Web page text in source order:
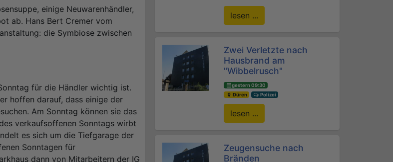
einige Neuwarenhändler,
ab. Hans Bert Cremer vom
die Symbiose zwischen
für die Händler wichtig ist.
hoffen darauf, dass einige der
Am Sonntag können sie das
verkaufsoffenen Sonntags wirbt
es sich um die Tiefgarage der
Sonntagen für
dann von Mitarbeitern der IG
lesen ...
Zwei Verletzte nach
Hausbrand am
"Wibbelrusch"
gestern 09:30
Düren
Polizei
lesen ...
Zeugensuche nach
Bränden